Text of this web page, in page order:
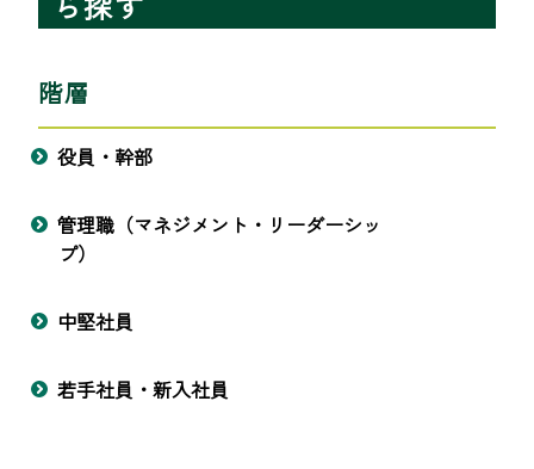
階層
役員・幹部
管理職（マネジメント・リーダーシッ
プ）
中堅社員
若手社員・新入社員